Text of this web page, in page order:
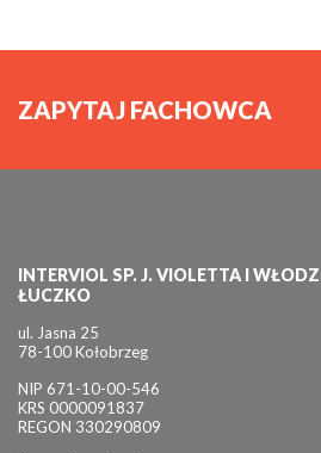
ZAPYTAJ FACHOWCA
INTERVIOL SP. J. VIOLETTA I
ŁUCZKO
ul. Jasna 25
78-100 Kołobrzeg
NIP 671-10-00-546
KRS 0000091837
REGON 330290809